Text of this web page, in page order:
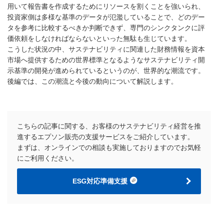
用いて報告書を作成するためにリソースを割くことを強いられ、
投資家側は多様な基準のデータが氾濫していることで、どのデー
タを参考に比較するべきか判断できず、専門のシンクタンクに評
価依頼をしなければならないといった無駄も生じています。
こうした状況の中、サステナビリティに関連した財務情報を資本
市場へ提供するための世界標準となるようなサステナビリティ開
示基準の開発が進められているというのが、世界的な潮流です。
後編では、この潮流と今後の動向について解説します。
こちらの記事に関する、お客様のサステナビリティ経営を推
進するエプソン販売の支援サービスをご紹介しています。
まずは、オンラインでの相談も実施しておりますのでお気軽
にご利用ください。
ESG対応準備支援